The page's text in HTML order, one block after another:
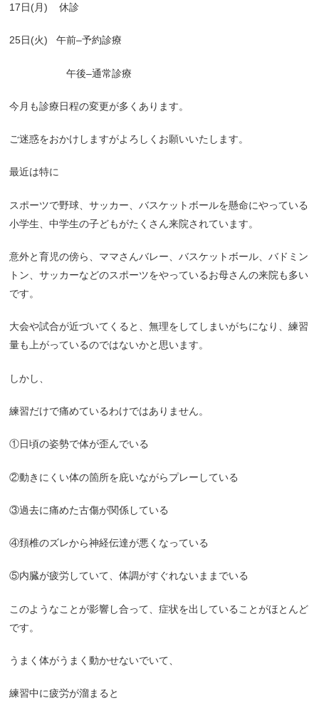
17日(月) 休診
25日(火) 午前–予約診療
午後–通常診療
今月も診療日程の変更が多くあります。
ご迷惑をおかけしますがよろしくお願いいたします。
最近は特に
スポーツで野球、サッカー、バスケットボールを懸命にやっている
小学生、中学生の子どもがたくさん来院されています。
意外と育児の傍ら、ママさんバレー、バスケットボール、バドミン
トン、サッカーなどのスポーツをやっているお母さんの来院も多い
です。
大会や試合が近づいてくると、無理をしてしまいがちになり、練習
量も上がっているのではないかと思います。
しかし、
練習だけで痛めているわけではありません。
①日頃の姿勢で体が歪んでいる
②動きにくい体の箇所を庇いながらプレーしている
③過去に痛めた古傷が関係している
④頚椎のズレから神経伝達が悪くなっている
⑤内臓が疲労していて、体調がすぐれないままでいる
このようなことが影響し合って、症状を出していることがほとんど
です。
うまく体がうまく動かせないでいて、
練習中に疲労が溜まると